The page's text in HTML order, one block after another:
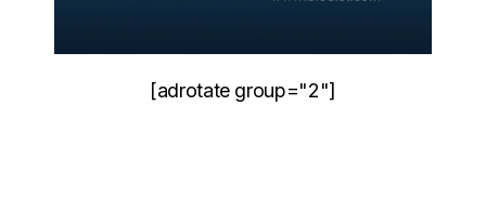
[adrotate group="2"]